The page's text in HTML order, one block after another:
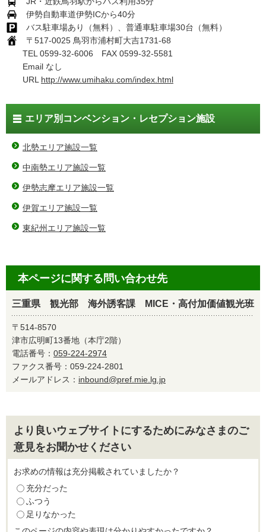
伊勢自動車道伊勢ICから40分
バス駐車場あり（無料）、普通車駐車場30台（無料）
〒517-0025 鳥羽市浦村町大吉1731-68
TEL 0599-32-6006 FAX 0599-32-5581
Email なし
URL http://www.umihaku.com/index.html
エリア別コンベンション・レセプション施設
北勢エリア施設一覧
中南勢エリア施設一覧
伊勢志摩エリア施設一覧
伊賀エリア施設一覧
東紀州エリア施設一覧
本ページに関する問い合わせ先
三重県 観光部 海外誘客課 MICE・高付加価値観光班
〒514-8570
津市広明町13番地（本庁2階）
電話番号： 059-224-2974
ファクス番号：059-224-2801
メールアドレス： inbound@pref.mie.lg.jp
より良いウェブサイトにするためにみなさまのご
意見をお聞かせください
お求めの情報は充分掲載されていましたか？
充分だった
ふつう
足りなかった